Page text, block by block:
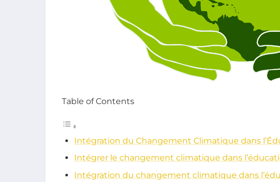
Table of Contents
Intégration du Changement Climatique dans
Intégrer le changement climatique dans
Intégration du changement climatique dans